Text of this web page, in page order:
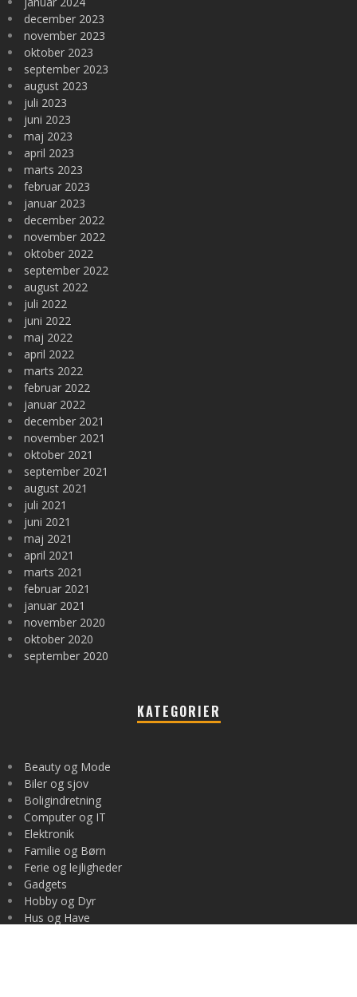
december 2023
november 2023
oktober 2023
september 2023
august 2023
juli 2023
juni 2023
maj 2023
april 2023
marts 2023
februar 2023
januar 2023
december 2022
november 2022
oktober 2022
september 2022
august 2022
juli 2022
juni 2022
maj 2022
april 2022
marts 2022
februar 2022
januar 2022
december 2021
november 2021
oktober 2021
september 2021
august 2021
juli 2021
juni 2021
maj 2021
april 2021
marts 2021
februar 2021
januar 2021
november 2020
oktober 2020
september 2020
KATEGORIER
Beauty og Mode
Biler og sjov
Boligindretning
Computer og IT
Elektronik
Familie og Børn
Ferie og lejligheder
Gadgets
Hobby og Dyr
Hus og Have